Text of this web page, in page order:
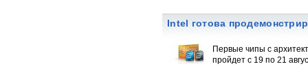
Intel готова
Первые чипы с
пройдет с 19 по 21